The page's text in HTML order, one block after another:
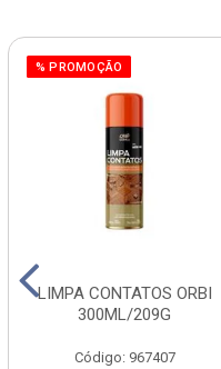
% PROMOÇÃO
LIMPA CONTATOS ORBI
300ML/209G
Código: 967407